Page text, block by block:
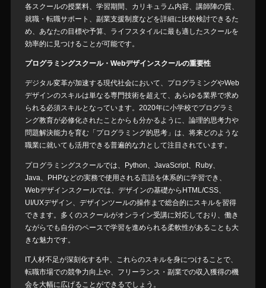
各スクールの授業料、学習期間、カリキュラム内容、講師陣の質、
就職・転職サポート、副業支援制度などを詳細に比較検討できるた
め、あなたの目標や予算、ライフスタイルに最も適したスクールを
効率的に見つけることが可能です。
プログラミングスクール・Webデザインスクールの重要性
デジタル変革が加速する現代社会において、プログラミングやWeb
デザインのスキルは単なる専門技術を超えて、あらゆる業界で求め
られる必須スキルとなっています。2020年に小学校でプログラミ
ング教育が必修化されたことからも分かるように、論理的思考力や
問題解決能力を育む「プログラミング的思考」は、将来どのような
職業に就いても活用できる普遍的な力として注目されています。
プログラミングスクールでは、Python、JavaScript、Ruby、
Java、PHPなどの実務で使用される言語を体系的に学習でき、
Webデザインスクールでは、デザインの基礎からHTML/CSS、
UI/UXデザイン、デザインツールの操作まで総合的にスキルを習得
できます。多くのスクールがオンライン受講に対応しており、働き
ながらでも自分のペースで学習を進められる柔軟性があることも大
きな魅力です。
IT人材不足が深刻化する中、これらのスキルを身につけることで、
転職市場での競争力向上や、フリーランス・副業での収入獲得の機
会を大幅に広げることができるでしょう。